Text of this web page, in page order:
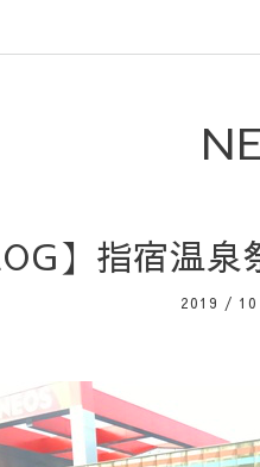
】指宿温
2019 / 10